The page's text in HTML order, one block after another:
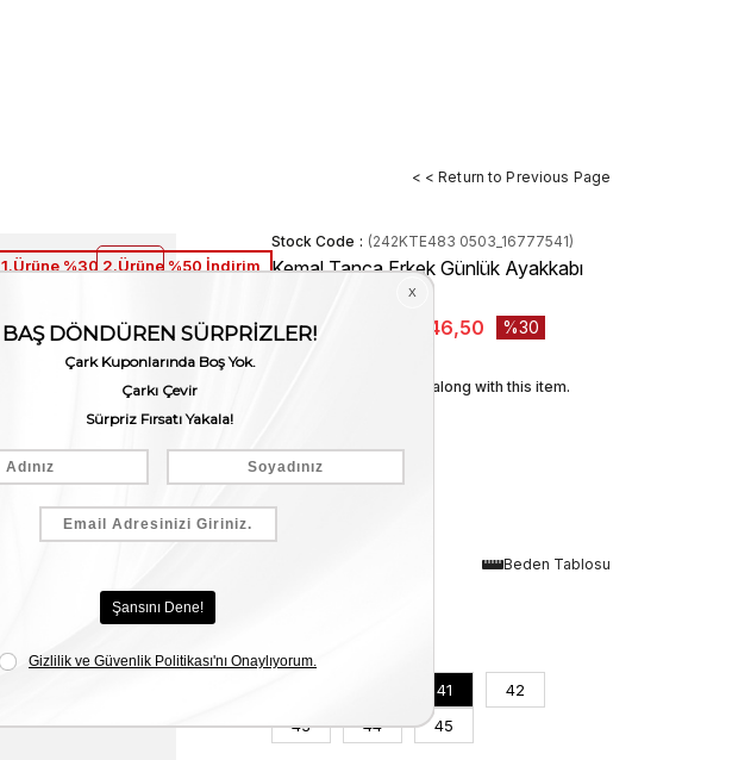
< < Return to Previous Page
1.Ürüne %30 2.Ürüne %50 İndirim
Stock Code (242KTE483 0503_16777541)
Kemal Tanca Erkek Günlük Ayakkabı
₺10.495,00
₺7.346,50 30
We recommend these along with this item.
Beden Tablosu
41
42
43
44 45